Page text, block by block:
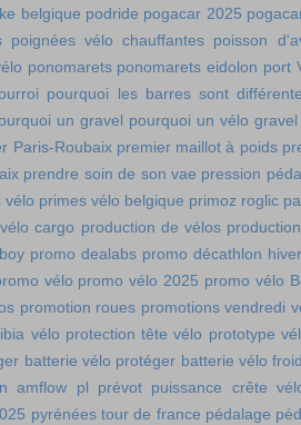
belgique podride pogacar 2025
poignées vélo chauffantes poisson
ponomarets ponomarets eidolon port
pourquoi les barres sont
un gravel pourquoi un vélo gravel
Paris-Roubaix premier maillot à poids
prendre soin de son vae pression
vélo primes vélo belgique primoz roglic
cargo production de vélos
promo dealabs promo décathlon hiver
vélo promo vélo 2025 promo vélo
promotion roues promotions vendredi
vélo protection tête vélo prototype
batterie vélo protéger batterie vélo
amflow pl
prévot puissance crête
pyrénées tour de france pédalage